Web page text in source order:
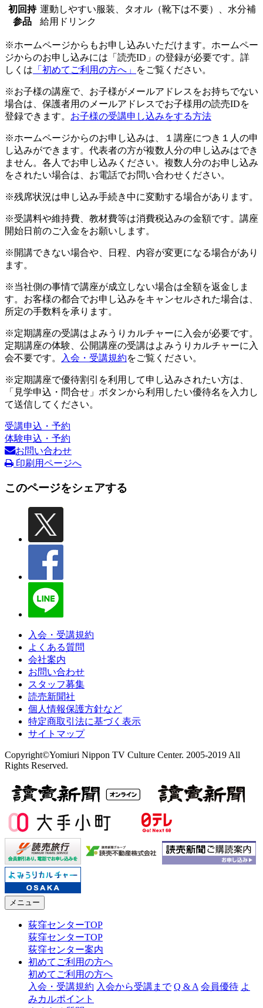
初回持
参品
運動しやすい服装、タオル（靴下は不要）、水分補
給用ドリンク
※ホームページからもお申し込みいただけます。ホームペー
ジからのお申し込みには「読売ID」の登録が必要です。詳
しくは 「初めてご利用の方へ」 をご覧ください。
※お子様の講座で、お子様がメールアドレスをお持ちでない
場合は、保護者用のメールアドレスでお子様用の読売IDを
登録できます。 お子様の受講申し込みをする方法
※ホームページからのお申し込みは、１講座につき１人の申
し込みができます。代表者の方が複数人分の申し込みはでき
ません。各人でお申し込みください。複数人分のお申し込み
をされたい場合は、お電話でお問い合わせください。
※残席状況は申し込み手続き中に変動する場合があります。
※受講料や維持費、教材費等は消費税込みの金額です。講座
開始日前のご入金をお願いします。
※開講できない場合や、日程、内容が変更になる場合があり
ます。
※当社側の事情で講座が成立しない場合は全額を返金しま
す。お客様の都合でお申し込みをキャンセルされた場合は、
所定の手数料を承ります。
※定期講座の受講はよみうりカルチャーに入会が必要です。
定期講座の体験、公開講座の受講はよみうりカルチャーに入
会不要です。
入会・受講規約をご覧ください。
※定期講座で優待割引を利用して申し込みされたい方は、
「見学申込・問合せ」ボタンから利用したい優待名を入力し
て送信してください。
受講申込・予約
体験申込・予約
お問い合わせ
印刷用ページへ
このページをシェアする
入会・受講規約
よくある質問
会社案内
お問い合わせ
スタッフ募集
読売新聞社
個人情報保護方針など
特定商取引法に基づく表示
サイトマップ
Copyright©Yomiuri Nippon TV Culture Center. 2005-2019 All
Rights Reserved.
メニュー
荻窪センターTOP
荻窪センターTOP
荻窪センター案内
初めてご利用の方へ
初めてご利用の方へ
入会・受講規約 入会から受講まで Q & A 会員優待 よ
みカルポイント